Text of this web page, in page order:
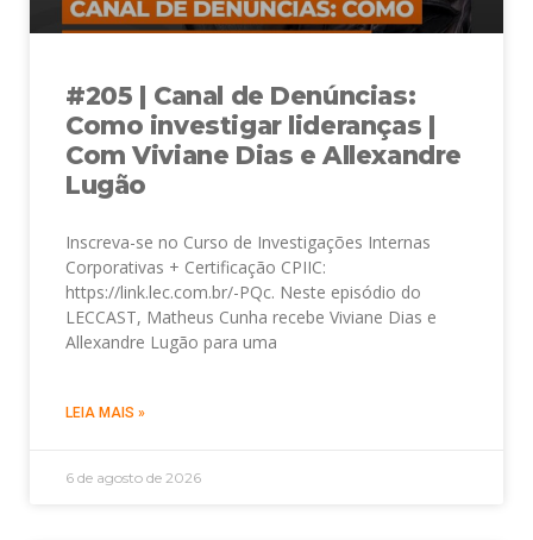
#205 | Canal de Denúncias:
Como investigar lideranças |
Com Viviane Dias e Allexandre
Lugão
Inscreva-se no Curso de Investigações Internas
Corporativas + Certificação CPIIC:
https://link.lec.com.br/-PQc. Neste episódio do
LECCAST, Matheus Cunha recebe Viviane Dias e
Allexandre Lugão para uma
LEIA MAIS »
6 de agosto de 2026